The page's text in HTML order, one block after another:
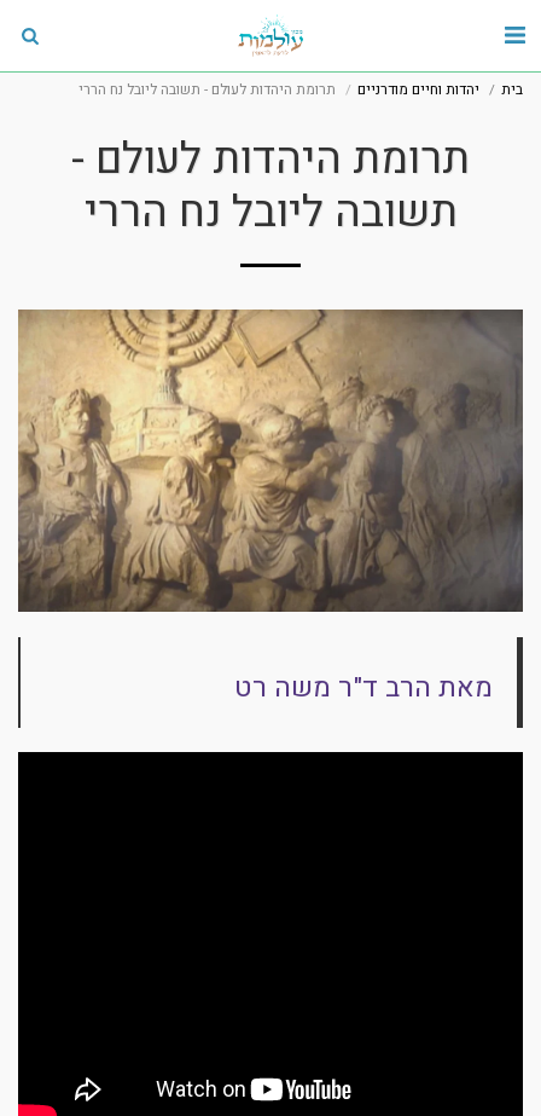
בית יהדות וחיים מודרניים תרומת היהדות לעולם - תשובה ליובל נח הררי
תרומת היהדות לעולם -
תשובה ליובל נח הררי
מאת הרב ד"ר משה רט